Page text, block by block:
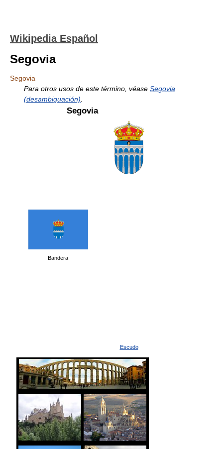
Wikipedia Español
Segovia
Segovia
Para otros usos de este término, véase Segovia
(desambiguación)
Segovia
Bandera
Escudo